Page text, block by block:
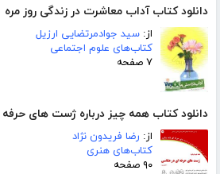
دانلود کتاب آداب معاشرت در زندگی روز مره
از: سید جوادمرتضایی ارزیل
کتاب‌های علوم اجتماعی
۷ صفحه
دانلود کتاب همه چیز درباره ژست های
از: رضا فریدون نژاد
کتاب‌های هنری
۹۰ صفحه